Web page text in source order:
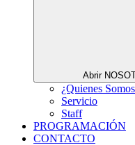
Abrir
¿Quienes
Servicio
Staff
PROGRAMACIÓN
CONTACTO